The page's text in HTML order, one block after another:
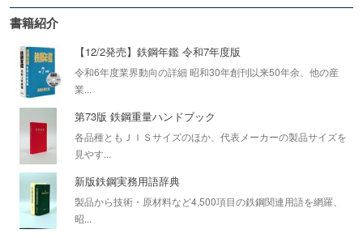
書籍紹介
【12/2発売】鉄鋼年鑑 令和7年度版
令和6年度業界動向の詳細 昭和30年創刊以来50年余、他の産
業...
第73版 鉄鋼重量ハンドブック
各品種ともＪＩＳサイズのほか、代表メーカーの製品サイズを
見やす...
新版鉄鋼実務用語辞典
製品から技術・原材料など4,500項目の鉄鋼関連用語を網羅、
昭...